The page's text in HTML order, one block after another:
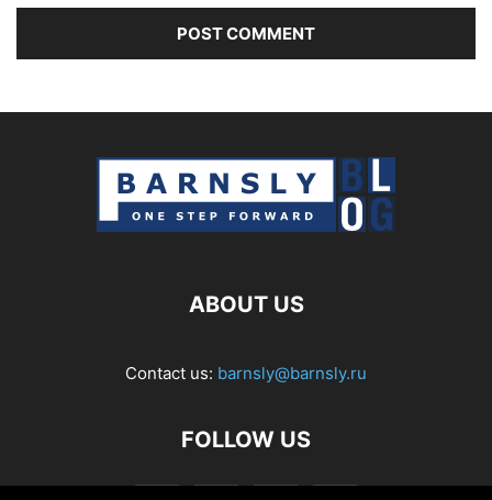
ABOUT US
Contact us: barnsly@barnsly.ru
FOLLOW US